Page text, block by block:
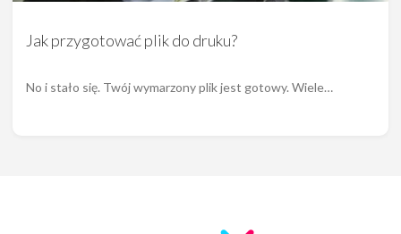
Jak przygotować plik do druku?
No i stało się. Twój wymarzony plik jest gotowy. Wiele…